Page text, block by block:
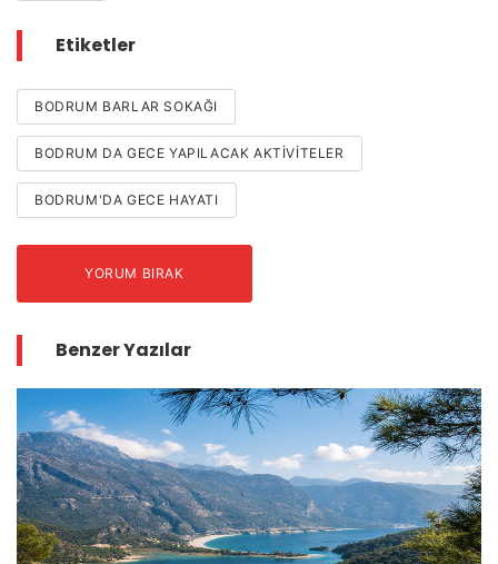
Etiketler
BODRUM BARLAR SOKAĞI
BODRUM DA GECE YAPILACAK AKTIVITELER
BODRUM'DA GECE HAYATI
YORUM BIRAK
Benzer Yazılar